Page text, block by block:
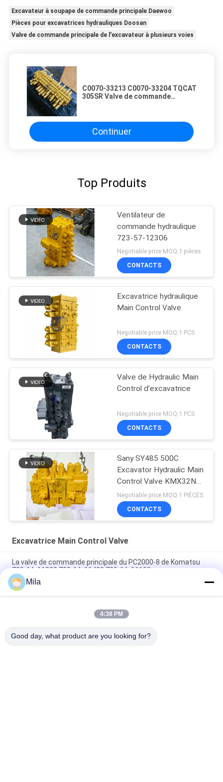
Excavateur à soupape de commande principale Daewoo
Pièces pour excavatrices hydrauliques Doosan
Valve de commande principale de l'excavateur à plusieurs voies
C0070-33213 C0070-33204 TQCAT
305SR Valve de commande
Continuer
Top Produits
Ventilateur de
commande hydraulique
723-57-12306
Negotiable price MOQ:1 pièces
CONTACTS
Excavatrice hydraulique
Main Control Valve
Negotiable price MOQ:1 PCS
CONTACTS
Valve de Hydraulic Main
Control d'excavatrice
Negotiable price MOQ:1 PCS
CONTACTS
Sany SY485 500C
Excavator Hydraulic Main
Control Valve KMX32NA
High Quality
Negotiable price MOQ:1 PIÈCES
CONTACTS
Excavatrice Main Control Valve
La valve de commande principale du PC2000-8 de Komatsu
709-1A-11300 709-1A-11400 709-1A-11100
PC160LC-7 PC160-7 Ventilateur de commande Excavateur
Komatsu, 723-57-16100 Excavateur pièces principales
VOE14541591 Valve de commande principale de l'excavateur
Mila
4:38 PM
Good day, what product are you looking for?